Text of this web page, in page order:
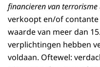
financieren van terrorisme
verkoopt en/of
waarde van meer dan
verplichtingen hebben
voldaan. Oftewel: